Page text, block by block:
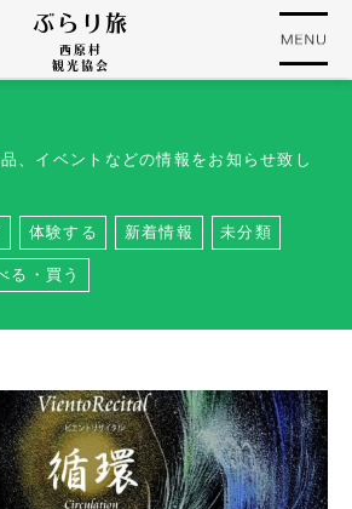
ぶらり旅
西原村
観光協会
、イベントなどの情報をお知らせ致し
体験する 新着情報 未分類
る・買う